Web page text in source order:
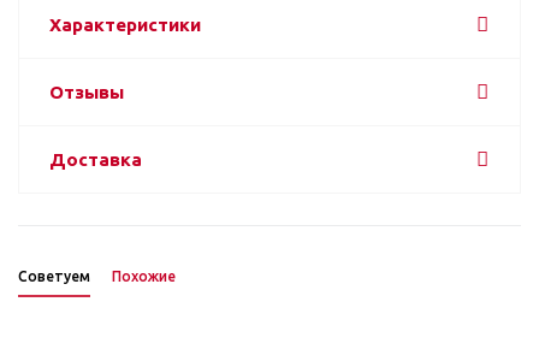
Характеристики
Отзывы
Доставка
Советуем Похожие